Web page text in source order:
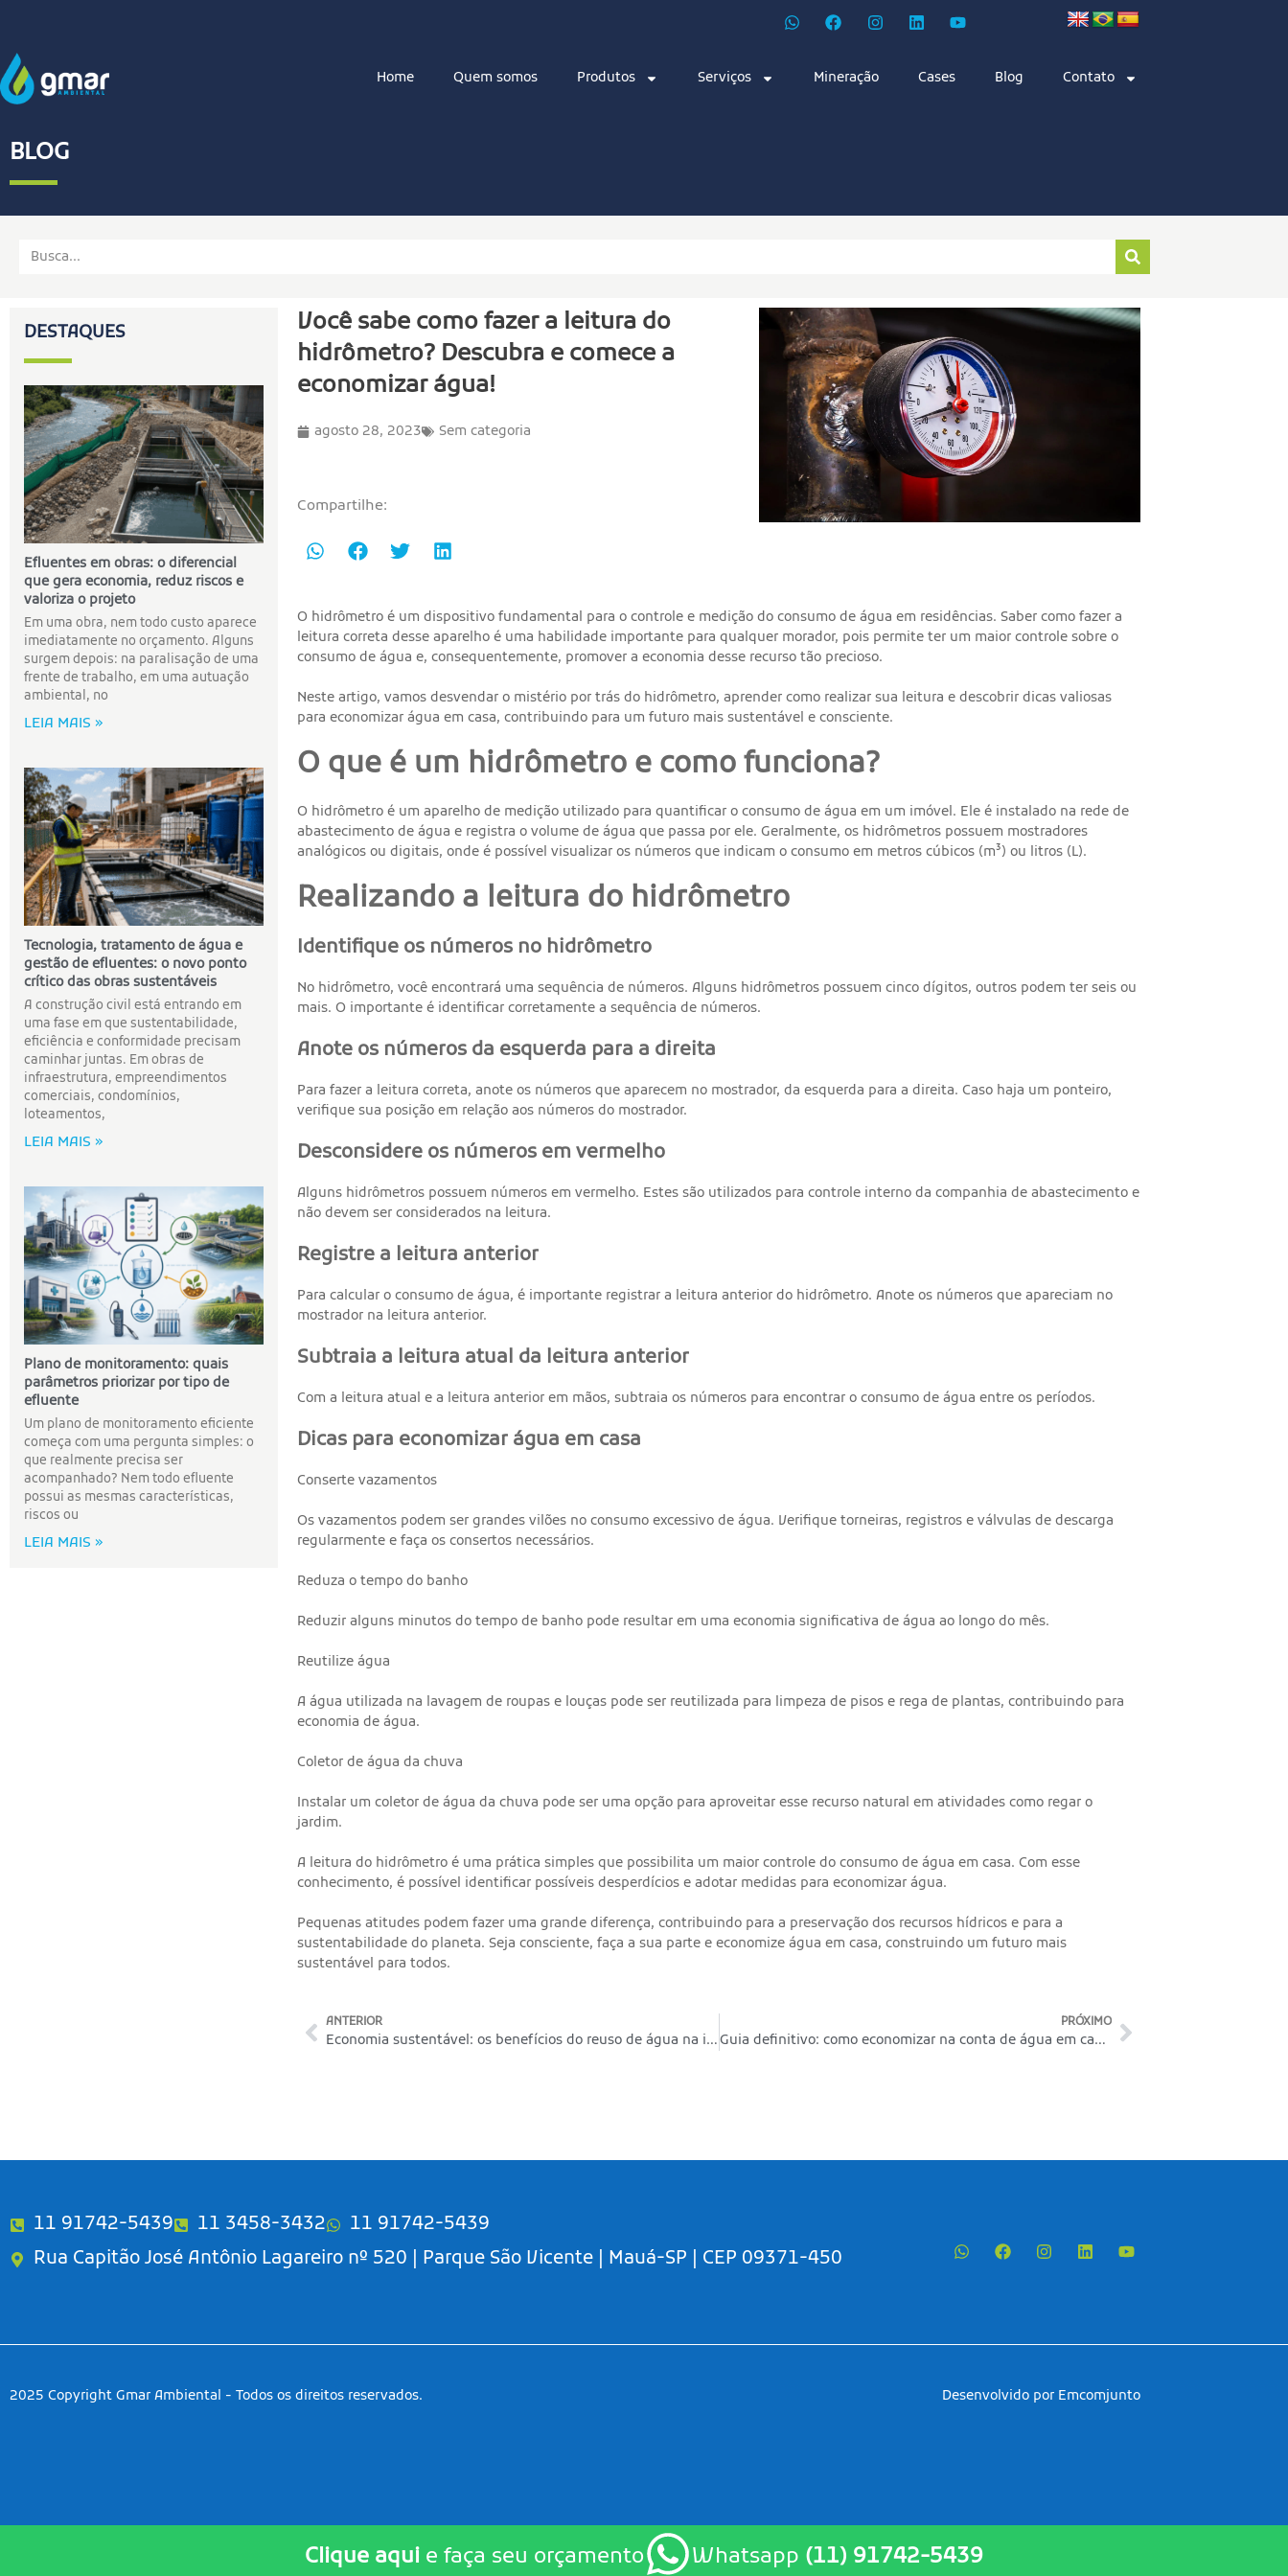
Home Quem somos Produtos Serviços Mineração Cases Blog Contato
BLOG
DESTAQUES
Efluentes em obras: o diferencial
que gera economia, reduz riscos e
valoriza o projeto
Em uma obra, nem todo custo aparece
imediatamente no orçamento. Alguns
surgem depois: na paralisação de uma
frente de trabalho, em uma autuação
ambiental, no
LEIA MAIS »
Tecnologia, tratamento de água e
gestão de efluentes: o novo ponto
crítico das obras sustentáveis
A construção civil está entrando em
uma fase em que sustentabilidade,
eficiência e conformidade precisam
caminhar juntas. Em obras de
infraestrutura, empreendimentos
comerciais, condomínios,
loteamentos,
LEIA MAIS »
Plano de monitoramento: quais
parâmetros priorizar por tipo de
efluente
Um plano de monitoramento eficiente
começa com uma pergunta simples: o
que realmente precisa ser
acompanhado? Nem todo efluente
possui as mesmas características,
riscos ou
LEIA MAIS »
Você sabe como fazer a leitura do
hidrômetro? Descubra e comece a
economizar água!
agosto 28, 2023 Sem categoria
Compartilhe:
O hidrômetro é um dispositivo fundamental para o controle e medição do consumo de água em residências. Saber como fazer a
leitura correta desse aparelho é uma habilidade importante para qualquer morador, pois permite ter um maior controle sobre o
consumo de água e, consequentemente, promover a economia desse recurso tão precioso.
Neste artigo, vamos desvendar o mistério por trás do hidrômetro, aprender como realizar sua leitura e descobrir dicas valiosas
para economizar água em casa, contribuindo para um futuro mais sustentável e consciente.
O que é um hidrômetro e como funciona?
O hidrômetro é um aparelho de medição utilizado para quantificar o consumo de água em um imóvel. Ele é instalado na rede de
abastecimento de água e registra o volume de água que passa por ele. Geralmente, os hidrômetros possuem mostradores
analógicos ou digitais, onde é possível visualizar os números que indicam o consumo em metros cúbicos (m³) ou litros (L).
Realizando a leitura do hidrômetro
Identifique os números no hidrômetro
No hidrômetro, você encontrará uma sequência de números. Alguns hidrômetros possuem cinco dígitos, outros podem ter seis ou
mais. O importante é identificar corretamente a sequência de números.
Anote os números da esquerda para a direita
Para fazer a leitura correta, anote os números que aparecem no mostrador, da esquerda para a direita. Caso haja um ponteiro,
verifique sua posição em relação aos números do mostrador.
Desconsidere os números em vermelho
Alguns hidrômetros possuem números em vermelho. Estes são utilizados para controle interno da companhia de abastecimento e
não devem ser considerados na leitura.
Registre a leitura anterior
Para calcular o consumo de água, é importante registrar a leitura anterior do hidrômetro. Anote os números que apareciam no
mostrador na leitura anterior.
Subtraia a leitura atual da leitura anterior
Com a leitura atual e a leitura anterior em mãos, subtraia os números para encontrar o consumo de água entre os períodos.
Dicas para economizar água em casa
Conserte vazamentos
Os vazamentos podem ser grandes vilões no consumo excessivo de água. Verifique torneiras, registros e válvulas de descarga
regularmente e faça os consertos necessários.
Reduza o tempo do banho
Reduzir alguns minutos do tempo de banho pode resultar em uma economia significativa de água ao longo do mês.
Reutilize água
A água utilizada na lavagem de roupas e louças pode ser reutilizada para limpeza de pisos e rega de plantas, contribuindo para
economia de água.
Coletor de água da chuva
Instalar um coletor de água da chuva pode ser uma opção para aproveitar esse recurso natural em atividades como regar o
jardim.
A leitura do hidrômetro é uma prática simples que possibilita um maior controle do consumo de água em casa. Com esse
conhecimento, é possível identificar possíveis desperdícios e adotar medidas para economizar água.
Pequenas atitudes podem fazer uma grande diferença, contribuindo para a preservação dos recursos hídricos e para a
sustentabilidade do planeta. Seja consciente, faça a sua parte e economize água em casa, construindo um futuro mais
sustentável para todos.
ANTERIOR
Economia sustentável: os benefícios do reuso de água na indústria de logística
PRÓXIMO
Guia definitivo: como economizar na conta de água em casa?
11 91742-5439 11 3458-3432
11 91742-5439
Rua Capitão José Antônio Lagareiro nº 520 | Parque São Vicente | Mauá-SP | CEP 09371-450
2025 Copyright Gmar Ambiental - Todos os direitos reservados. Desenvolvido por Emcomjunto
Clique aqui e faça seu orçamento Whatsapp (11) 91742-5439